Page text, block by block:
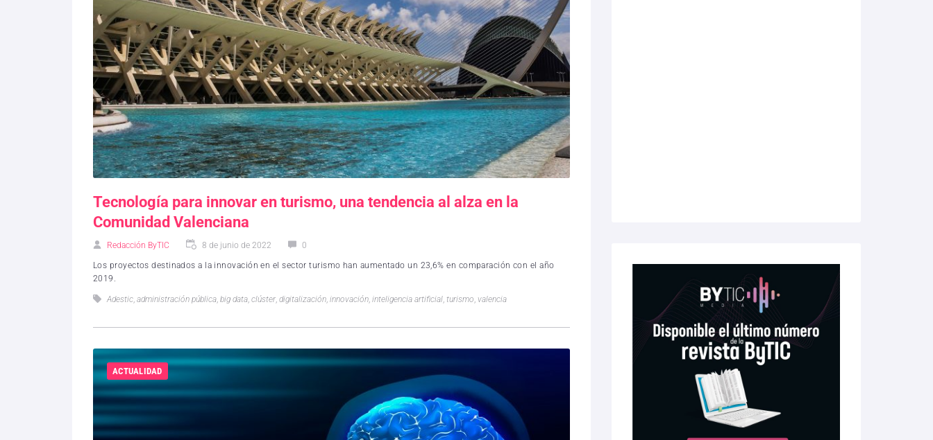
Tecnología para innovar en turismo, una tendencia al alza en la
Comunidad Valenciana
Redacción ByTIC 8 de junio de 2022 0
Los proyectos destinados a la innovación en el sector turismo han aumentado un 23,6% en comparación con el año
2019.
Adestic administración pública big data clúster digitalización innovación inteligencia artificial turismo valencia
ACTUALIDAD